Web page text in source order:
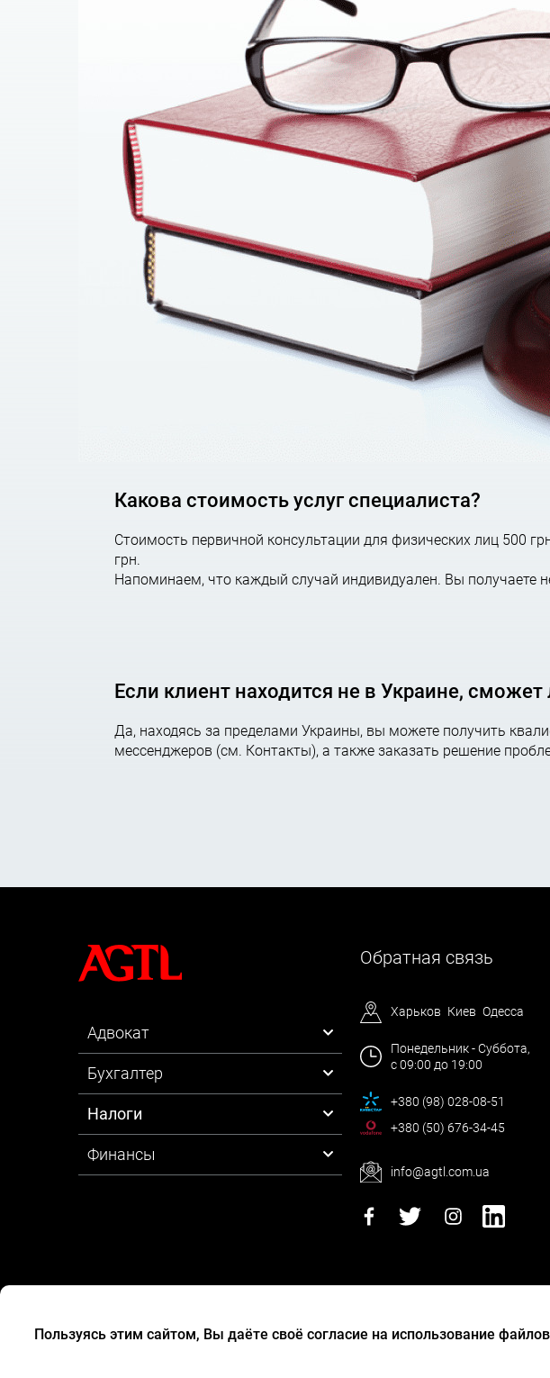
методические правовые рекомендации по работе одной или
разработка типовых договоров по основным видам
построение системы эффективного использования
принятию законов;
комплексный анализ и адаптация налоговой политики
Мы ценим доверие наших клиентов, в отличие от многих мы
Вашей компании и даем максимально точные рекомендации
консультациями по типовым, каждодневным вопросам.
Поверьте, это работает!
Мы проконсультируем Вас, поможем организовать бизнес,
организации Вашего бизнеса по
бухгалтерским,
) наш Telegram-канал публикацийt.me/
ЗАКАЗАТЬ
Какова стоимость услуг специалиста?
Стоимость первичной консультации для физических лиц 500
грн.
Напоминаем, что каждый случай индивидуален. Вы получаете
Если клиент находится не в Украине,
Да, находясь за пределами Украины, вы можете получить
мессенджеров (см. Контакты), а также заказать решение
Адвокат
Бухгалтер
Налоги
Финансы
Обратная связь
Харьков Киев Одесса
Понедельник - Суббота,
с 09:00 до 19:00
+380 (98) 028-08-51
+380 (50) 676-34-45
info@agtl.com.ua
Пользуясь этим сайтом, Вы даёте своё согласие на использование файлов